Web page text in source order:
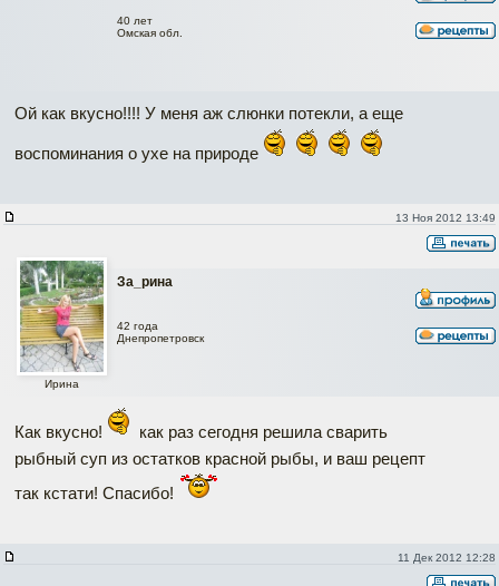
40 лет
Омская обл.
Ой как вкусно!!!! У меня аж слюнки потекли, а еще
воспоминания о ухе на природе
13 Ноя 2012 13:49
За_рина
Ирина
42 года
Днепропетровск
Как вкусно!
как раз сегодня решила сварить
рыбный суп из остатков красной рыбы, и ваш рецепт
так кстати! Спасибо!
11 Дек 2012 12:28